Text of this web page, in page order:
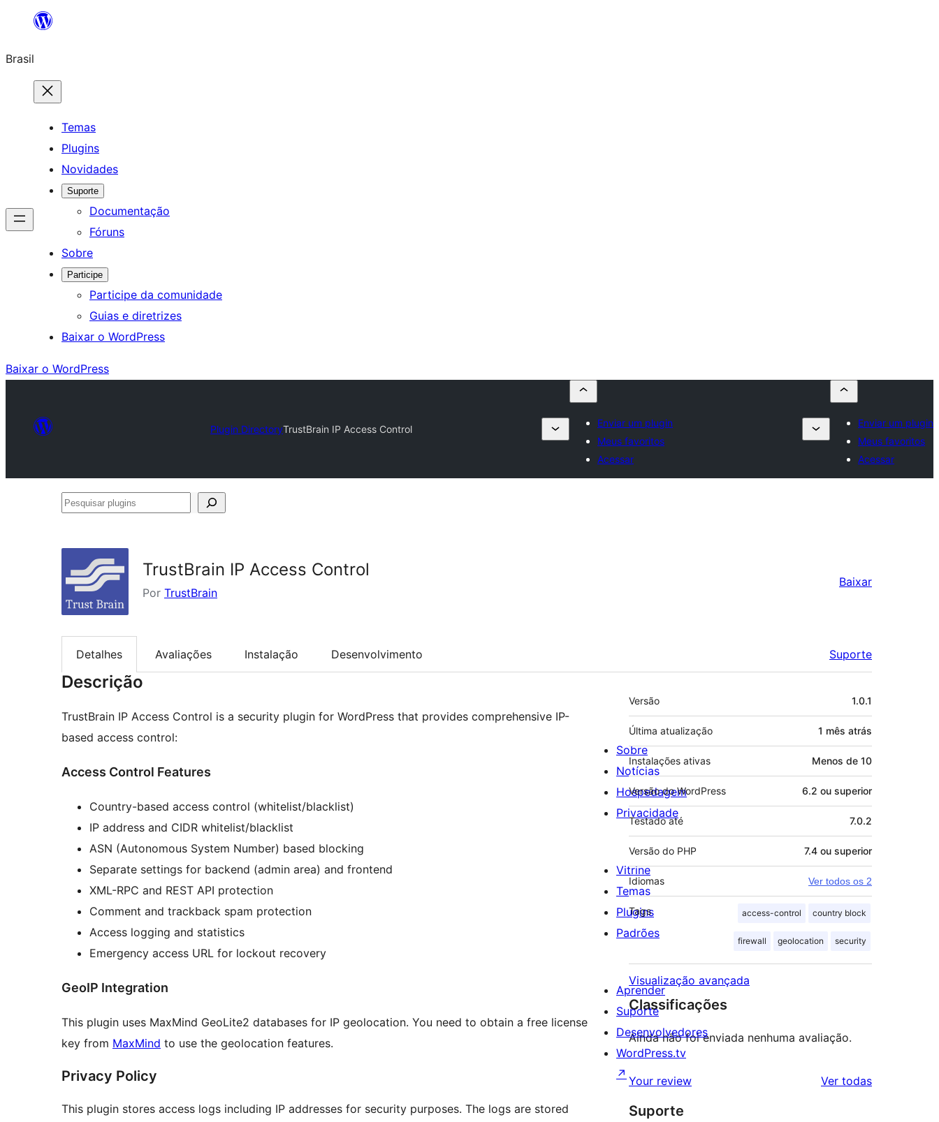
o
conteúdo
Brasil
Temas
Plugins
Novidades
Suporte
Documentação
Fóruns
Sobre
Participe
Participe da comunidade
Guias e diretrizes
Baixar o WordPress
Baixar o WordPress
Plugin DirectoryTrustBrain IP Access Control
Enviar um plugin
Meus favoritos
Acessar
Enviar um plugin
Meus favoritos
Acessar
Pesquisar
TrustBrain IP Access Control
Por TrustBrain
Baixar
Detalhes Avaliações Instalação Desenvolvimento Suporte
Descrição
TrustBrain IP Access Control is a security plugin for WordPress that provides comprehensive IP-
based access control:
Access Control Features
Country-based access control (whitelist/blacklist)
IP address and CIDR whitelist/blacklist
ASN (Autonomous System Number) based blocking
Separate settings for backend (admin area) and frontend
XML-RPC and REST API protection
Comment and trackback spam protection
Access logging and statistics
Emergency access URL for lockout recovery
GeoIP Integration
This plugin uses MaxMind GeoLite2 databases for IP geolocation. You need to obtain a free license
key from MaxMind to use the geolocation features.
Privacy Policy
This plugin stores access logs including IP addresses for security purposes. The logs are stored
Meta
Versão 1.0.1
Última atualização 1 mês atrás
Instalações ativas Menos de 10
Versão do WordPress 6.2 ou superior
Testado até 7.0.2
Versão do PHP 7.4 ou superior
Idiomas Ver todos os 2
Tags access-control country block
firewall geolocation security
Visualização avançada
Classificações
Ainda não foi enviada nenhuma avaliação.
Your review Ver todasavaliações
Suporte
Sobre
Notícias
Hospedagem
Privacidade
Vitrine
Temas
Plugins
Padrões
Aprender
Suporte
Desenvolvedores
WordPress.tv
↗